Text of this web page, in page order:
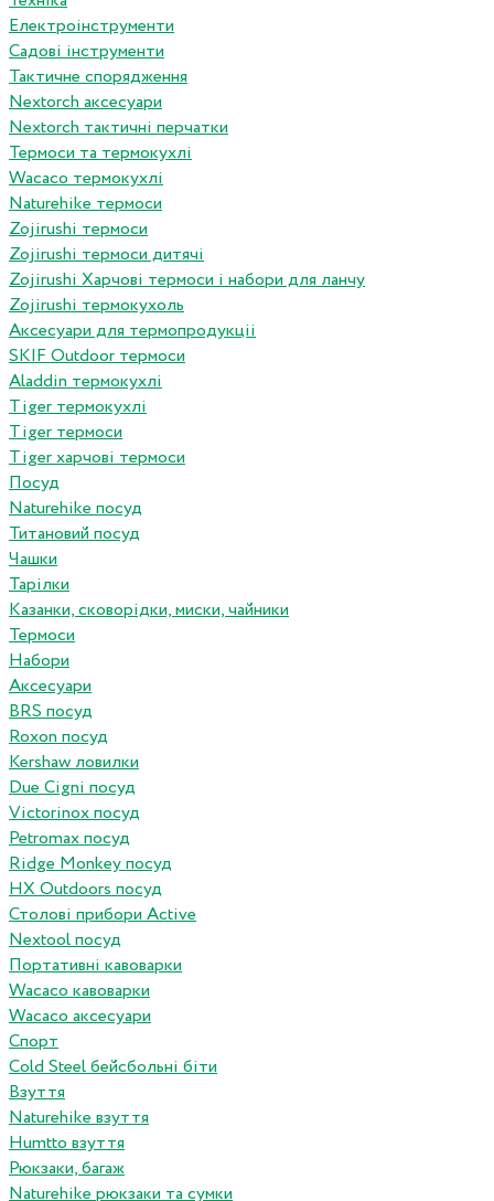
Електроінструменти
Садові інструменти
Тактичне спорядження
Nextorch аксесуари
Nextorch тактичні перчатки
Термоси та термокухлі
Wacaco термокухлі
Naturehike термоси
Zojirushi термоси
Zojirushi термоси дитячі
Zojirushi Харчові термоси і набори для ланчу
Zojirushi термокухоль
Аксесуари для термопродукціі
SKIF Outdoor термоси
Aladdin термокухлі
Tiger термокухлі
Tiger термоси
Tiger харчові термоси
Посуд
Naturehike посуд
Титановий посуд
Чашки
Тарілки
Казанки, сковорідки, миски, чайники
Термоси
Набори
Аксесуари
BRS посуд
Roxon посуд
Kershaw ловилки
Due Cigni посуд
Victorinox посуд
Petromax посуд
Ridge Monkey посуд
HX Outdoors посуд
Столові прибори Active
Nextool посуд
Портативні кавоварки
Wacaco кавоварки
Wacaco аксесуари
Спорт
Cold Steel бейсбольні біти
Взуття
Naturehike взуття
Humtto взуття
Рюкзаки, багаж
Naturehike рюкзаки та сумки